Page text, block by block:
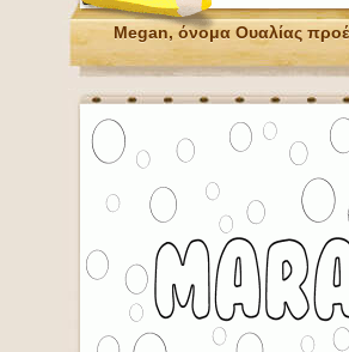
Megan, όνομα Ουαλίας